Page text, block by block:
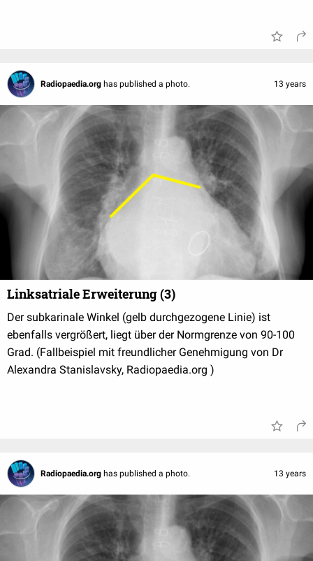
Radiopaedia.org has published a photo. 13 years
Linksatriale Erweiterung (3)
Der subkarinale Winkel (gelb durchgezogene Linie) ist
ebenfalls vergrößert, liegt über der Normgrenze von 90-100
Grad. (Fallbeispiel mit freundlicher Genehmigung von Dr
Alexandra Stanislavsky, Radiopaedia.org )
Radiopaedia.org has published a photo. 13 years